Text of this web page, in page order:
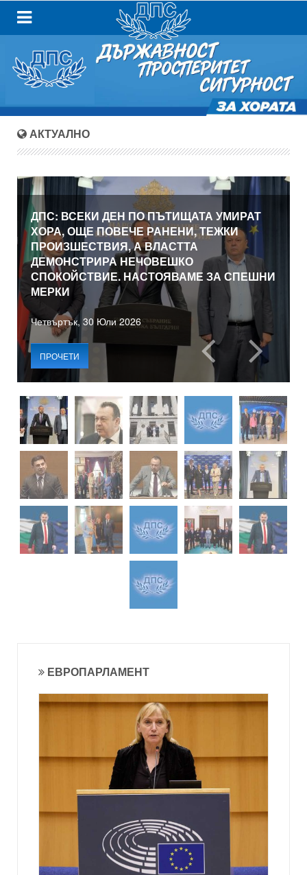
АКТУАЛНО
ДПС: ВСЕКИ ДЕН ПО ПЪТИЩАТА УМИРАТ
ХОРА, ОЩЕ ПОВЕЧЕ РАНЕНИ, ТЕЖКИ
ПРОИЗШЕСТВИЯ, А ВЛАСТТА
ДЕМОНСТРИРА НЕЧОВЕШКО
СПОКОЙСТВИЕ. НАСТОЯВАМЕ ЗА СПЕШНИ
МЕРКИ
Четвъртък, 30 Юли 2026
ПРОЧЕТИ
ЕВРОПАРЛАМЕНТ